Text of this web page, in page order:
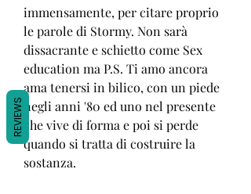
immensamente, per citare proprio
le parole di Stormy. Non sarà
dissacrante e schietto come Sex
education ma P.S. Ti amo ancora
ama tenersi in bilico, con un piede
negli anni '80 ed uno nel presente
che vive di forma e poi si perde
quando si tratta di costruire la
sostanza.
REVIEWS